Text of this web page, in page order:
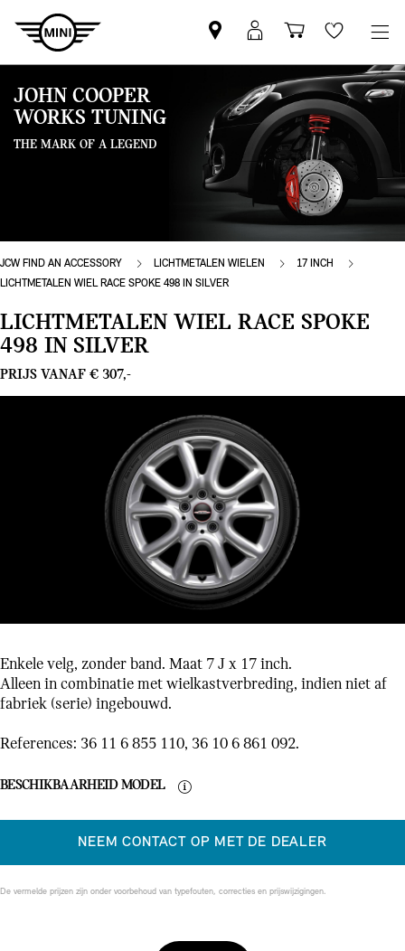
Vind
een
MINI
partner
MyMini
login
Wishlist
JOHN COOPER
WORKS TUNING
THE MARK OF A LEGEND
JCW FIND AN ACCESSORY LICHTMETALEN WIELEN
17 INCH
LICHTMETALEN WIEL RACE SPOKE 498 IN SILVER
LICHTMETALEN WIEL RACE SPOKE
498 IN SILVER
PRIJS VANAF € 307,-
Enkele velg, zonder band. Maat 7 J x 17 inch.
Alleen in combinatie met wielkastverbreding, indien niet af
fabriek (serie) ingebouwd.
References: 36 11 6 855 110, 36 10 6 861 092.
BESCHIKBAARHEID MODEL
NEEM CONTACT OP MET DE DEALER
De vermelde prijzen zijn onder voorbehoud van typefouten, correcties en prijswijzigingen.